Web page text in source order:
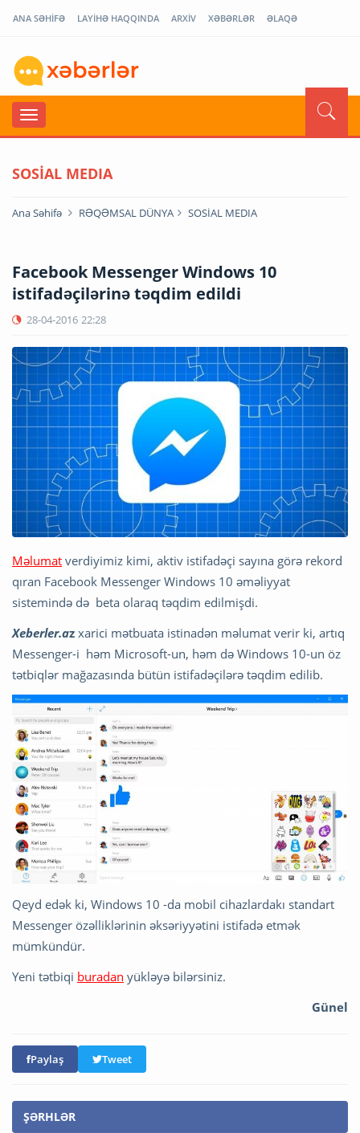
ANA SƏHİFƏ LAYİHƏ HAQQINDA ARXİV XƏBƏRLƏR ƏLAQƏ
SOSİAL MEDIA
Ana Səhifə RƏQƏMSAL DÜNYA SOSİAL MEDIA
Facebook Messenger Windows 10
istifadəçilərinə təqdim edildi
28-04-2016 22:28
Məlumat verdiyimiz kimi, aktiv istifadəçi sayına görə rekord
qıran Facebook Messenger Windows 10 əməliyyat
sistemində də beta olaraq təqdim edilmişdi.
Xeberler.az xarici mətbuata istinadən məlumat verir ki, artıq
Messenger-i həm Microsoft-un, həm də Windows 10-un öz
tətbiqlər mağazasında bütün istifadəçilərə təqdim edilib.
Qeyd edək ki, Windows 10 -da mobil cihazlardakı standart
Messenger özəlliklərinin əksəriyyətini istifadə etmək
mümkündür.
Yeni tətbiqi buradan yükləyə bilərsiniz.
Günel
Paylaş Tweet
ŞƏRHLƏR